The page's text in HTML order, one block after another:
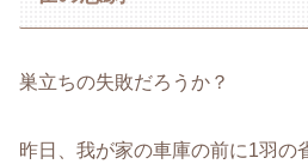
巣立ちの失敗だろうか？
昨日、我が家の車庫の前に1羽の